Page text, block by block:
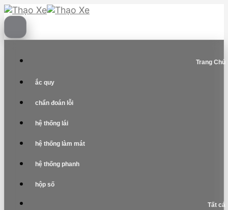
Skip
to
content
Trang Chủ
ắc quy
chẩn đoán lỗi
hệ thống lái
hệ thống làm mát
hệ thống phanh
hộp số
Tất cả